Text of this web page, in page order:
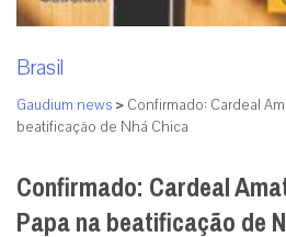
Brasil
Gaudium news > Confirmado: Cardeal
beatificação de Nhá Chica
Confirmado: Cardeal
Papa na beatificação de